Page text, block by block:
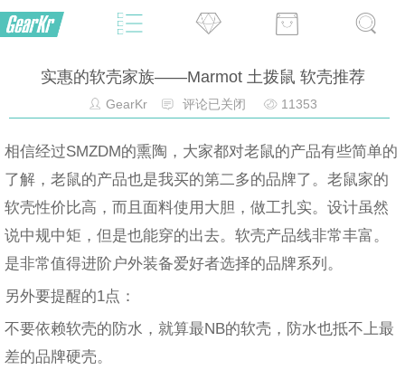
实惠的软壳家族——Marmot 土拨鼠 软壳推荐
GearKr 评论已关闭 11353
相信经过SMZDM的熏陶，大家都对老鼠的产品有些简单的
了解，老鼠的产品也是我买的第二多的品牌了。老鼠家的
软壳性价比高，而且面料使用大胆，做工扎实。设计虽然
说中规中矩，但是也能穿的出去。软壳产品线非常丰富。
是非常值得进阶户外装备爱好者选择的品牌系列。
另外要提醒的1点：
不要依赖软壳的防水，就算最NB的软壳，防水也抵不上最
差的品牌硬壳。